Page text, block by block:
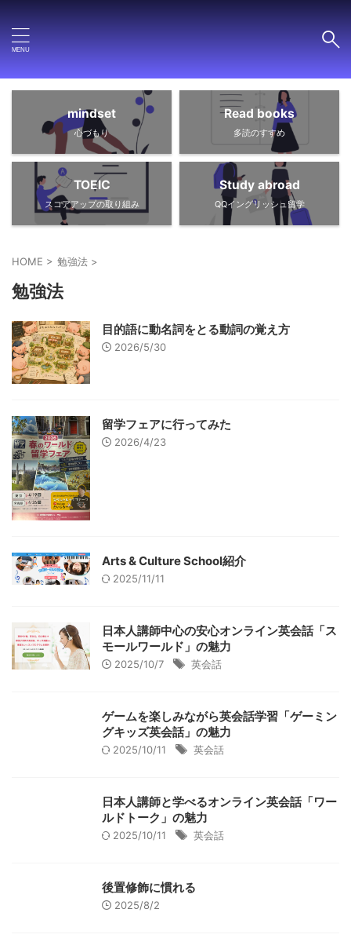
mindset
心づもり
Read books
多読のすすめ
TOEIC
スコアアップの取り組み
Study abroad
QQイングリッシュ留学
HOME > 勉強法 >
勉強法
目的語に動名詞をとる動詞の覚え方
2026/5/30
留学フェアに行ってみた
2026/4/23
Arts & Culture School紹介
2025/11/11
日本人講師中心の安心オンライン英会話「ス
モールワールド」の魅力
2025/10/7 英会話
ゲームを楽しみながら英会話学習「ゲーミン
グキッズ英会話」の魅力
2025/10/11 英会話
日本人講師と学べるオンライン英会話「ワー
ルドトーク」の魅力
2025/10/11 英会話
後置修飾に慣れる
2025/8/2